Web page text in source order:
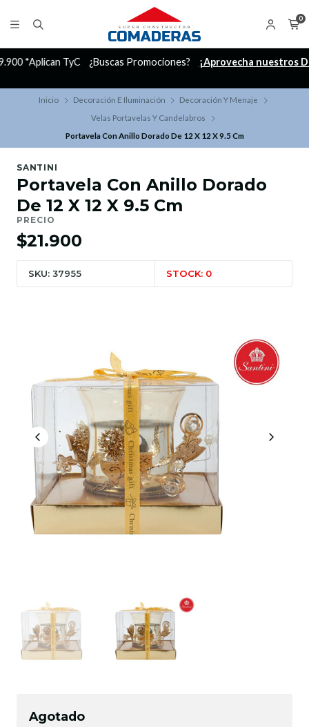
0
¿Buscas Promociones? ¡Aprovecha nuestros Descuentazos!
Inicio Decoración E Iluminación
Decoración Y Menaje
Velas Portavelas Y Candelabros
Portavela Con Anillo Dorado De 12 X 12 X 9.5 Cm
SANTINI
Portavela Con Anillo Dorado
De 12 X 12 X 9.5 Cm
PRECIO
$21.900
SKU: 37955 STOCK: 0
Agotado